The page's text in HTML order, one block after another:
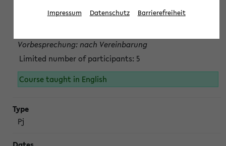
Persönliche Anmeldung beim Veranstalter ist unbedingt
Vorbesprechung: nach Vereinbarung
Limited number of participants: 5
Course taught in English
Pj
Impressum Datenschutz Barrierefreiheit